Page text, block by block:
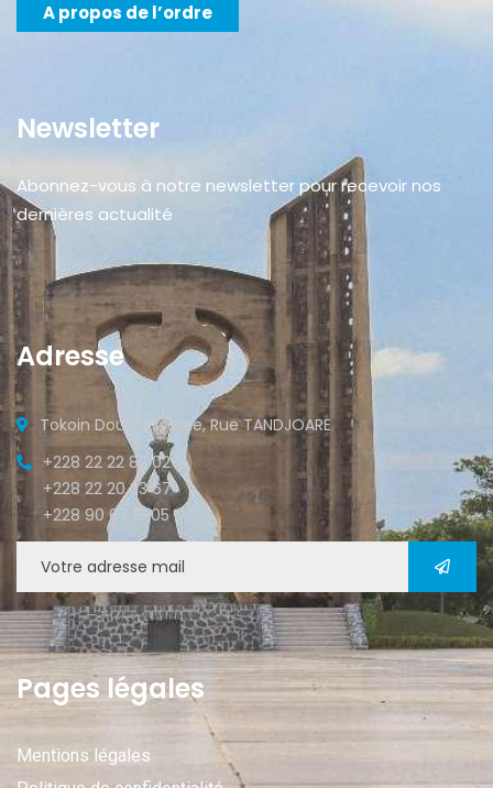
A propos de l’ordre
Newsletter
Abonnez-vous à notre newsletter pour recevoir nos
dernières actualité
Adresse
Tokoin Doumassesse, Rue TANDJOARE
+228 22 22 82 02
+228 22 20 33 67
+228 90 67 15 05
Pages légales
Mentions légales